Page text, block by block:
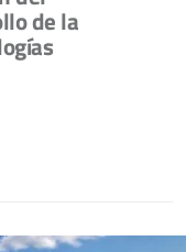
de la